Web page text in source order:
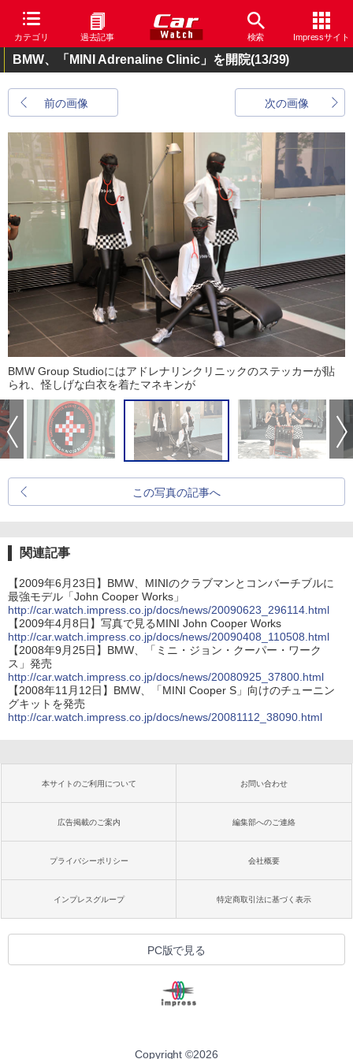
カテゴリ 過去記事 検索 Impressサイト
BMW、「MINI Adrenaline Clinic」を開院(13/39)
前の画像 次の画像
BMW Group Studioにはアドレナリンクリニックのステッカーが貼
られ、怪しげな白衣を着たマネキンが
この写真の記事へ
関連記事
【2009年6月23日】BMW、MINIのクラブマンとコンバーチブルに
最強モデル「John Cooper Works」
http://car.watch.impress.co.jp/docs/news/20090623_296114.html
【2009年4月8日】写真で見るMINI John Cooper Works
http://car.watch.impress.co.jp/docs/news/20090408_110508.html
【2008年9月25日】BMW、「ミニ・ジョン・クーパー・ワーク
ス」発売
http://car.watch.impress.co.jp/docs/news/20080925_37800.html
【2008年11月12日】BMW、「MINI Cooper S」向けのチューニン
グキットを発売
http://car.watch.impress.co.jp/docs/news/20081112_38090.html
本サイトのご利用について お問い合わせ
広告掲載のご案内 編集部へのご連絡
プライバシーポリシー 会社概要
インプレスグループ 特定商取引法に基づく表示
PC版で見る
Copyright ©2026